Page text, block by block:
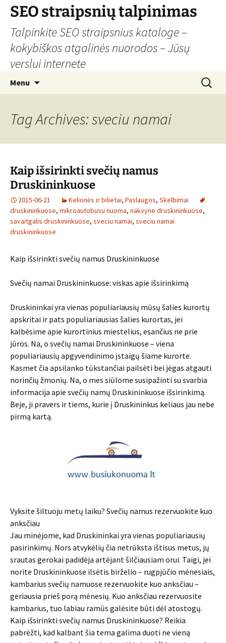
Skip
content
SEO straipsnių talpinimas
Talpinkite SEO straipsnius kataloge –
kokybiškos atgalinės nuorodos – Jūsų
verslui internete
Menu
Search
for:
Tag Archives: sveciu namai
Kaip išsirinkti svečių namus
Druskininkuose
2015-06-21 Kelionės ir bilietai, Paslaugos, Skelbimai
druskininkuose, mikroautobusu nuoma, nakvyne druskininkuose,
savaitgalis druskininkuose, sveciu namai, sveciu namai
druskininkuose
Kaip išsirinkti svečių namus Druskininkuose
Svečių namai Druskininkuose: viskas apie išsirinkimą
Druskininkai yra vienas populiariausių mūsų šalies kurortų
apskritai ir pats populiariausias šalies kurortas, jei
kalbėsime apie kurortinius miestelius, esančius ne prie
jūros. Na, o svečių namai Druskininkuose – viena
populiariausių apgyvendinimo įstaigų šiame kurorte.
Kasmet čia apsilanko tūkstančiai pailsėti bei jėgas atgauti
norinčių žmonių. Na, o mes siūlome susipažinti su svarbia
informacija apie svečių namų Druskininkuose išsirinkimą.
Beje, ji pravers ir tiems, kurie į Druskininkus keliaus jau nebe
pirmą kartą.
Vyksite šiltuoju metų laiku? Svečių namus rezervuokite kuo
anksčiau
Jau minėjome, kad Druskininkai yra vienas populiariausių
pasirinkimų. Nors atvykėlių čia netrūksta ištisus metus, jų
srautas gerokai padidėja artėjant šilčiausiam orui. Taigi, jei
norite Druskininkuose ilsėtis birželio – rugpjūčio mėnesiais,
kambarius svečių namuose rezervuokite kuo anksčiau –
geriausia prieš porą mėnesių. Kuo anksčiau rezervuosite
kambarius, tuo labiau ramūs galėsite būti dėl atostogų.
Kaip išsirinkti svečių namus Druskininkuose? Reikia
pabrėžti, kad kalbant šia tema galima duoti ne vieną